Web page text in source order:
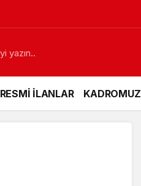
RESMİ İLANLAR KADROMUZ